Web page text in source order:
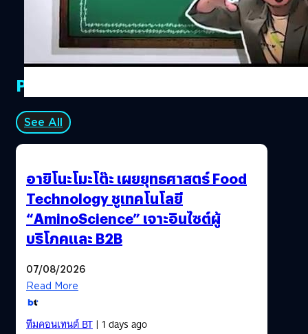
PR Partners
See All
อายิโนะโมะโต๊ะ เผยยุทธศาสตร์ Food
Technology ชูเทคโนโลยี
“AminoScience” เจาะอินไซต์ผู้
บริโภคและ B2B
07/08/2026
Read More
ทีมคอนเทนต์ BT| 1 days ago